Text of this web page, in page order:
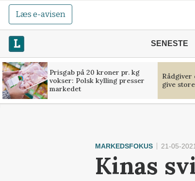
Læs e-avisen
SENESTE
Prisgab på 20 kroner pr. kg
vokser: Polsk kylling presser
markedet
Rådgiver
give
MARKEDSFOKUS 21-05-
Kinas